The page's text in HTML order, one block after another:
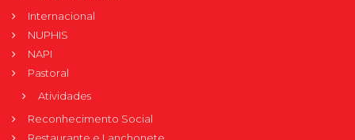
Internacional
NUPHIS
NAPI
Pastoral
Atividades
Reconhecimento Social
Restaurante e Lanchonete